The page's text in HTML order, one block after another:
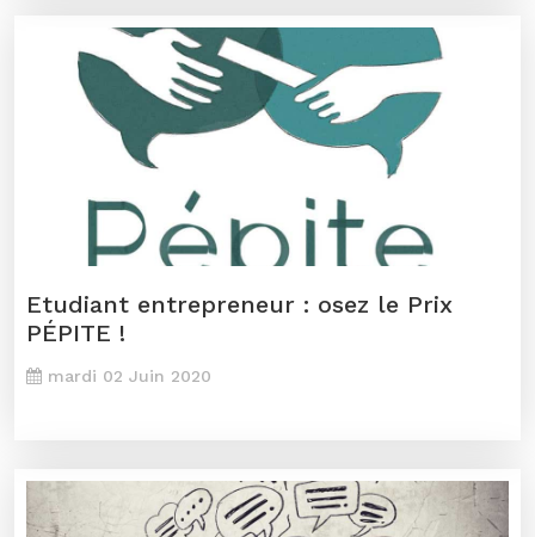
Etudiant entrepreneur : osez le Prix
PÉPITE !
mardi 02 Juin 2020